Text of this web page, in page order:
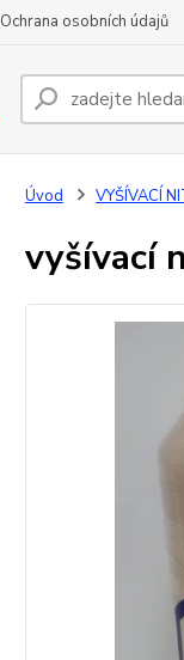
Ochrana osobních údajů
Úvod VYŠÍVACÍ
vyšívací